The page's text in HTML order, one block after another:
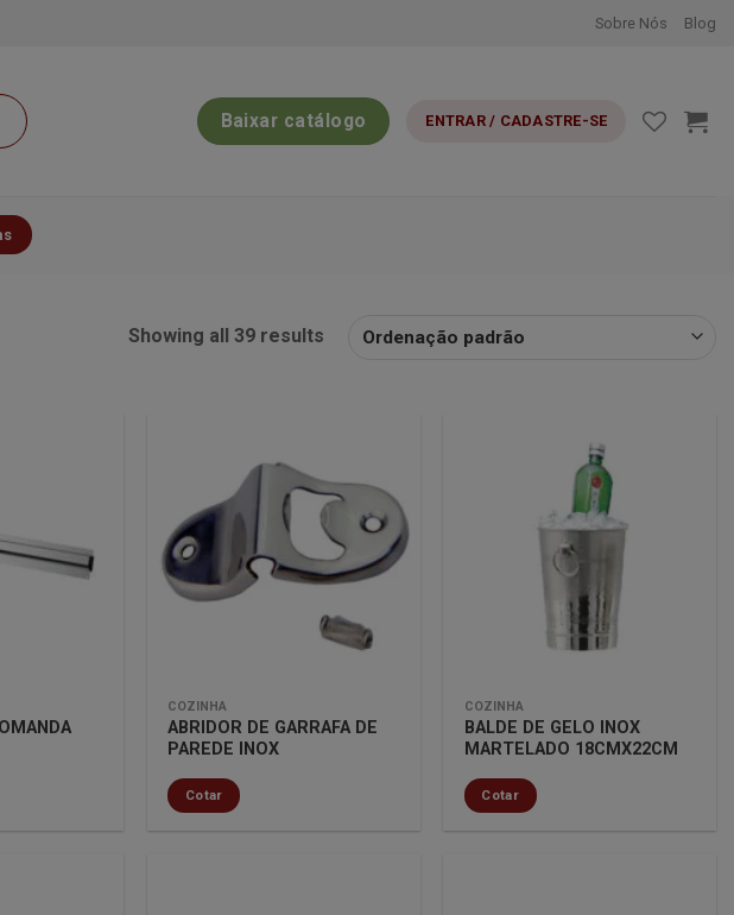
Sobre Nós Blog
Baixar catálogo ENTRAR / CADASTRE-SE
Showing all 39 results
lista de
desejos
Minha
lista de
desejos
COZINHA
ABRIDOR DE GARRAFA DE
PAREDE INOX
Cotar
COZINHA
BALDE DE GELO INOX
MARTELADO 18CMX22CM
Cotar